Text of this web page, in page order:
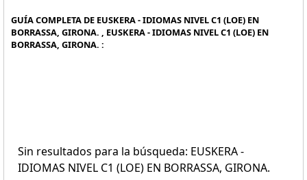
GUÍA COMPLETA DE EUSKERA - IDIOMAS NIVEL C1 (LOE) EN
BORRASSA, GIRONA. , EUSKERA - IDIOMAS NIVEL C1 (LOE) EN
BORRASSA, GIRONA. :
Sin resultados para la búsqueda: EUSKERA -
IDIOMAS NIVEL C1 (LOE) EN BORRASSA, GIRONA.